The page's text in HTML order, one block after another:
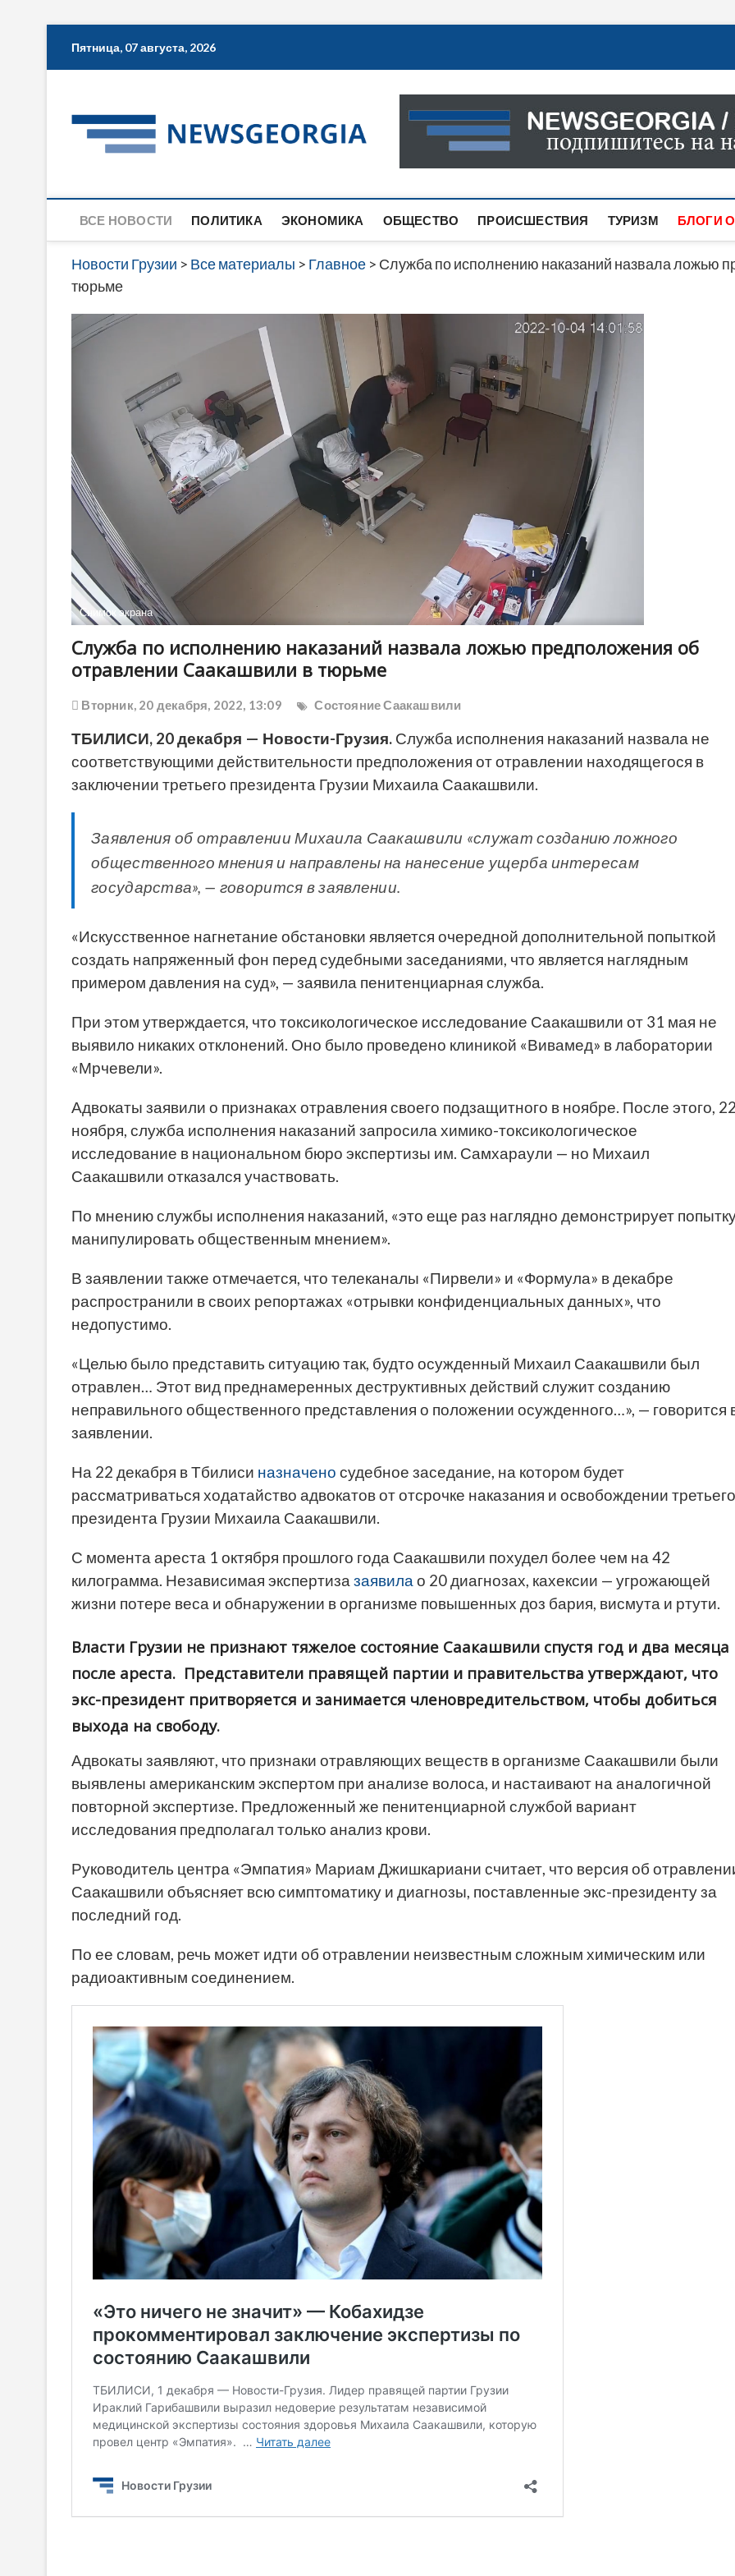
Пятница, 07 августа, 2026
Новости Грузии
САМАЯ АКТУАЛЬНАЯ ИНФОРМАЦИЯ О СОБЫТИЯХ
САЙТЕ ВЫ НАЙДЕТЕ НОВОСТИ ПОЛИТИКИ,
ВСЕ НОВОСТИ ПОЛИТИКА ЭКОНОМИКА ОБЩЕСТВО ПРОИСШЕСТВИЯ ТУРИЗМ БЛОГИ
Новости Грузии > Все материалы > Главное > Служба по исполнению наказаний назвала ложью
тюрьме
Снимок экрана
Служба по исполнению наказаний назвала ложью предположения об
отравлении Саакашвили в тюрьме
Вторник, 20 декабря, 2022, 13:09 Состояние Саакашвили
ТБИЛИСИ, 20 декабря — Новости-Грузия. Служба исполнения наказаний назвала не
соответствующими действительности предположения от отравлении находящегося в
заключении третьего президента Грузии Михаила Саакашвили.
Заявления об отравлении Михаила Саакашвили «служат созданию ложного
общественного мнения и направлены на нанесение ущерба интересам
государства», — говорится в заявлении.
«Искусственное нагнетание обстановки является очередной дополнительной попыткой
создать напряженный фон перед судебными заседаниями, что является наглядным
примером давления на суд», — заявила пенитенциарная служба.
При этом утверждается, что токсикологическое исследование Саакашвили от 31 мая не
выявило никаких отклонений. Оно было проведено клиникой «Вивамед» в лаборатории
«Мрчевели».
Адвокаты заявили о признаках отравления своего подзащитного в ноябре. После этого,
ноября, служба исполнения наказаний запросила химико-токсикологическое
исследование в национальном бюро экспертизы им. Самхараули — но Михаил
Саакашвили отказался участвовать.
По мнению службы исполнения наказаний, «это еще раз наглядно демонстрирует
манипулировать общественным мнением».
В заявлении также отмечается, что телеканалы «Пирвели» и «Формула» в декабре
распространили в своих репортажах «отрывки конфиденциальных данных», что
недопустимо.
«Целью было представить ситуацию так, будто осужденный Михаил Саакашвили был
отравлен… Этот вид преднамеренных деструктивных действий служит созданию
неправильного общественного представления о положении осужденного…», — говорится
заявлении.
На 22 декабря в Тбилиси назначено судебное заседание, на котором будет
рассматриваться ходатайство адвокатов от отсрочке наказания и освобождении третьего
президента Грузии Михаила Саакашвили.
С момента ареста 1 октября прошлого года Саакашвили похудел более чем на 42
килограмма. Независимая экспертиза заявила о 20 диагнозах, кахексии — угрожающей
жизни потере веса и обнаружении в организме повышенных доз бария, висмута и ртути.
Власти Грузии не признают тяжелое состояние Саакашвили спустя год и два месяца
после ареста. Представители правящей партии и правительстваутверждают, что
экс-президент притворяется и занимается членовредительством, чтобы добиться
выхода на свободу.
Адвокаты заявляют, что признаки отравляющих веществ в организме Саакашвили были
выявлены американским экспертом при анализе волоса, и настаивают на аналогичной
повторной экспертизе. Предложенный же пенитенциарной службой вариант
исследования предполагал только анализ крови.
Руководитель центра «Эмпатия» Мариам Джишкариани считает, что версия об
Саакашвили объясняет всю симптоматику и диагнозы, поставленные экс-президенту за
последний год.
По ее словам, речь может идти об отравлении неизвестным сложным химическим или
радиоактивным соединением.